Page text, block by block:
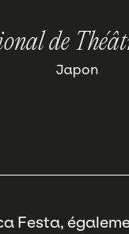
de
Japon
Festa,